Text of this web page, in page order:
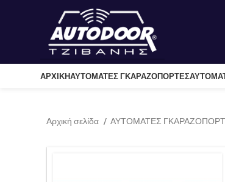
ΑΡΧΙΚΉΑΥΤΟΜΑΤΕΣ ΓΚΑΡΑΖΟΠΟΡΤΕΣ
Αρχική σελίδα ΑΥΤΟΜΑΤΕΣ